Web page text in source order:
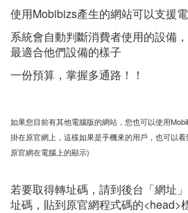
使用Mobibizs產生的網站可以支援
系統會自動判斷消費者使用的設備
最適合他們設備的樣子
一份預算，掌握多通路！！
如果您目前有其他電腦版的網站，您也可以使用
掛在原官網上，這樣如果是手機來的用戶，也可以
原官網在電腦上的顯示)
若要取得轉址碼，請到後台「網址
址碼，貼到原官網程式碼的<head>